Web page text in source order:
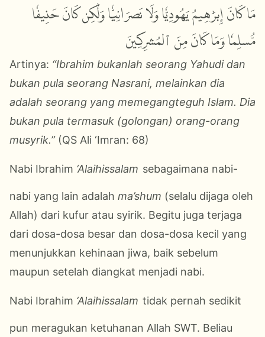
مَا كَانَ إِبۡرَٰهِيمُ يَهُودِيّٗا وَلَا نَصۡرَانِيّٗا وَلَٰكِن كَانَ حَنِيفٗا
مُّسۡلِمٗا وَمَا كَانَ مِنَ ٱلۡمُشۡرِكِينَ
Artinya: “Ibrahim bukanlah seorang Yahudi dan
bukan pula seorang Nasrani, melainkan dia
adalah seorang yang memegangteguh Islam. Dia
bukan pula termasuk (golongan) orang-orang
musyrik.” (QS Ali ‘Imran: 68)
Nabi Ibrahim ‘Alaihissalam sebagaimana nabi-
nabi yang lain adalah ma’shum (selalu dijaga oleh
Allah) dari kufur atau syirik. Begitu juga terjaga
dari dosa-dosa besar dan dosa-dosa kecil yang
menunjukkan kehinaan jiwa, baik sebelum
maupun setelah diangkat menjadi nabi.
Nabi Ibrahim ‘Alaihissalam tidak pernah sedikit
pun meragukan ketuhanan Allah SWT. Beliau